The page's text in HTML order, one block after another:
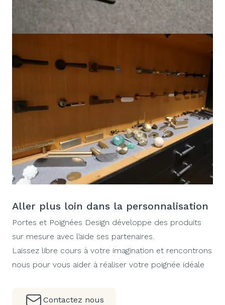
Aller plus loin dans la personnalisation
Portes et Poignées Design développe des produits
sur mesure avec l’aide ses partenaires.
Laissez libre cours à votre imagination et rencontrons
nous pour vous aider à réaliser votre poignée idéale
Contactez nous